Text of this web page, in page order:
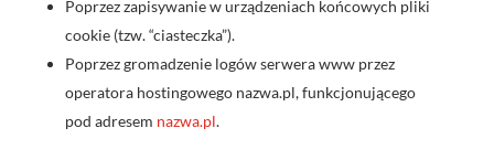
Poprzez zapisywanie w urządzeniach końcowych pliki
cookie (tzw. “ciasteczka”).
Poprzez gromadzenie logów serwera www przez
operatora hostingowego nazwa.pl, funkcjonującego
pod adresem nazwa.pl.